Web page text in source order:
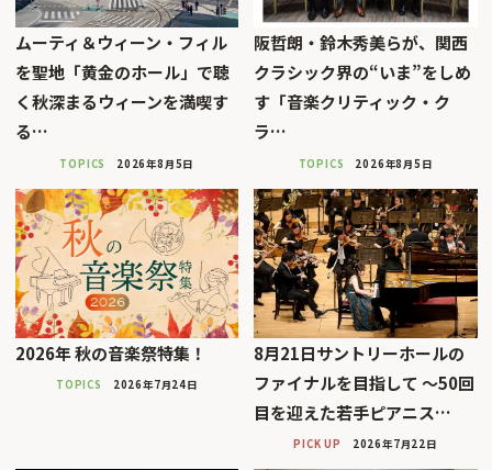
ムーティ＆ウィーン・フィル
を聖地「黄金のホール」で聴
く秋深まるウィーンを満喫す
る…
TOPICS 2026年8月5日
阪哲朗・鈴木秀美らが、関西
クラシック界の“いま”をしめ
す「音楽クリティック・ク
ラ…
TOPICS 2026年8月5日
2026年 秋の音楽祭特集！
TOPICS 2026年7月24日
8月21日サントリーホールの
ファイナルを目指して 〜50回
目を迎えた若手ピアニス…
PICK UP 2026年7月22日